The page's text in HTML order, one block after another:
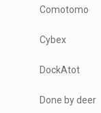
Comotomo
Cybex
DockAtot
Done by deer